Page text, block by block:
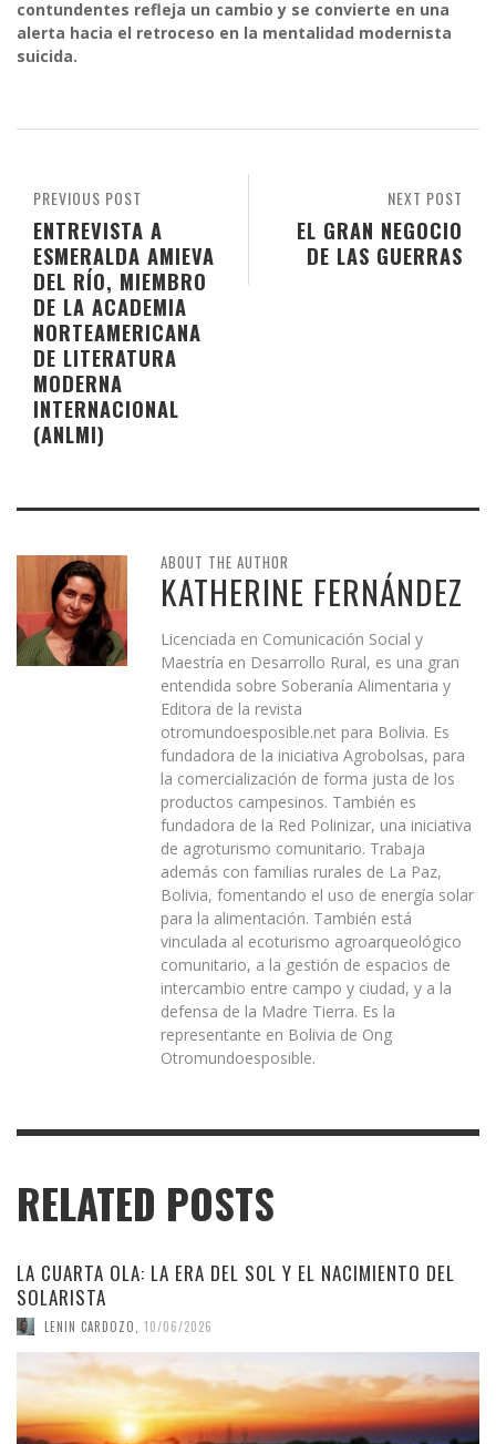
contundentes refleja un cambio y se convierte en una
alerta hacia el retroceso en la mentalidad modernista
suicida.
NEXT POST
EL GRAN NEGOCIO
DE LAS GUERRAS
PREVIOUS POST
ENTREVISTA A
ESMERALDA AMIEVA
DEL RÍO, MIEMBRO
DE LA ACADEMIA
NORTEAMERICANA
DE LITERATURA
MODERNA
INTERNACIONAL
(ANLMI)
ABOUT THE AUTHOR
KATHERINE FERNÁNDEZ
Licenciada en Comunicación Social y
Maestría en Desarrollo Rural, es una gran
entendida sobre Soberanía Alimentaria y
Editora de la revista
otromundoesposible.net para Bolivia. Es
fundadora de la iniciativa Agrobolsas, para
la comercialización de forma justa de los
productos campesinos. También es
fundadora de la Red Polinizar, una iniciativa
de agroturismo comunitario. Trabaja
además con familias rurales de La Paz,
Bolivia, fomentando el uso de energía solar
para la alimentación. También está
vinculada al ecoturismo agroarqueológico
comunitario, a la gestión de espacios de
intercambio entre campo y ciudad, y a la
defensa de la Madre Tierra. Es la
representante en Bolivia de Ong
Otromundoesposible.
RELATED POSTS
LA CUARTA OLA: LA ERA DEL SOL Y EL NACIMIENTO DEL
SOLARISTA
LENIN CARDOZO 10/06/2026